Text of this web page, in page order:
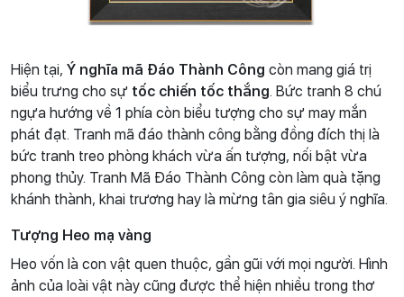
Hiện tại, Ý nghĩa mã Đáo Thành Công còn mang giá trị
biểu trưng cho sự tốc chiến tốc thắng. Bức tranh 8 chú
ngựa hướng về 1 phía còn biểu tượng cho sự may mắn
phát đạt. Tranh mã đáo thành công bằng đồng đích thị là
bức tranh treo phòng khách vừa ấn tượng, nối bật vừa
phong thủy. Tranh Mã Đáo Thành Công còn làm quà tặng
khánh thành, khai trương hay là mừng tân gia siêu ý nghĩa.
Tượng Heo mạ vàng
Heo vốn là con vật quen thuộc, gần gũi với mọi người. Hình
ảnh của loài vật này cũng được thể hiện nhiều trong thơ